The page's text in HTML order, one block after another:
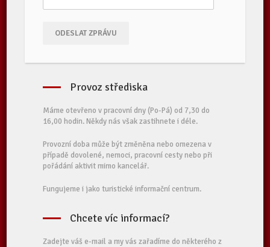
ODESLAT ZPRÁVU
Provoz střediska
Máme otevřeno v pracovní dny (Po-Pá) od 7,30 do
16,00 hodin. Někdy nás však zastihnete i déle.
Provozní doba může být změněna nebo omezena v
případě dovolené, nemoci, pracovní cesty nebo při
pořádání aktivit mimo kancelář.
Fungujeme i jako turistické informační centrum.
Chcete víc informací?
Zadejte váš e-mail a my vás zařadíme do některého z